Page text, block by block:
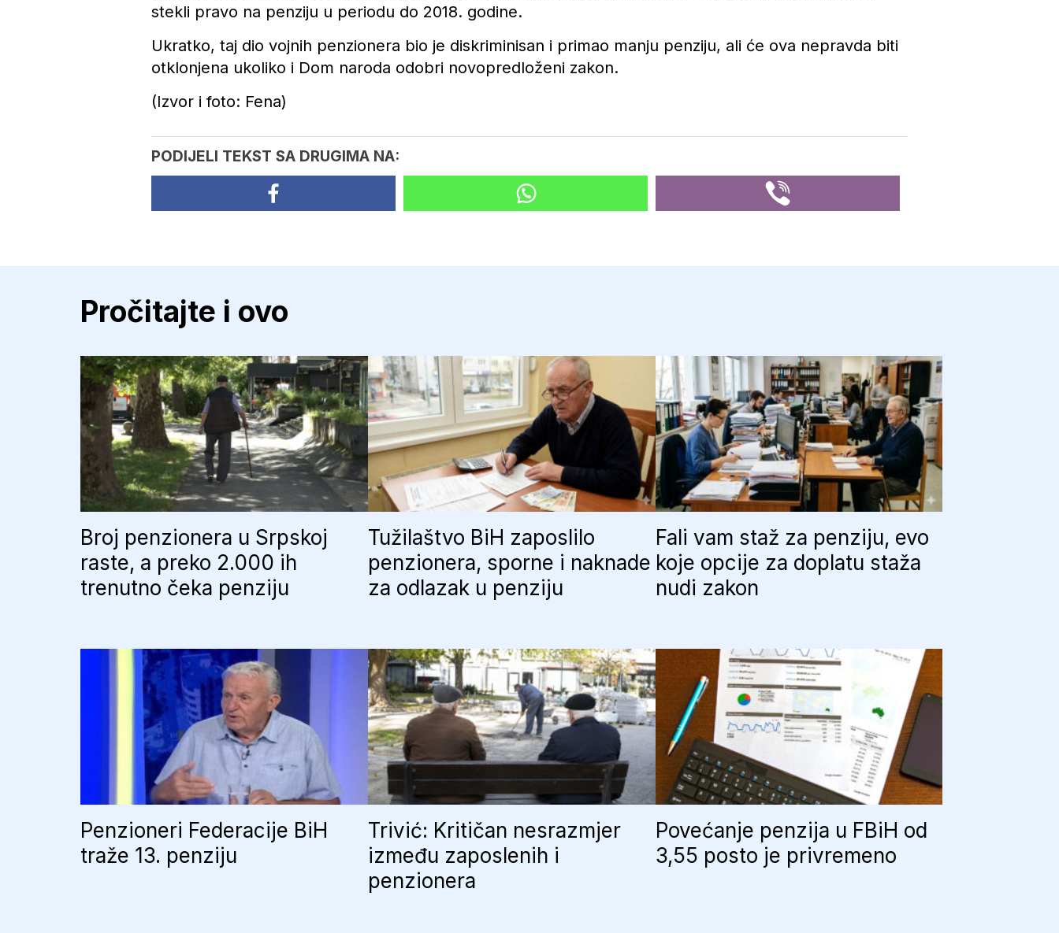
stekli pravo na penziju u periodu do 2018. godine.
Ukratko, taj dio vojnih penzionera bio je diskriminisan i primao manju penziju, ali će ova nepravda biti
otklonjena ukoliko i Dom naroda odobri novopredloženi zakon.
(Izvor i foto: Fena)
PODIJELI TEKST SA DRUGIMA NA:
Pročitajte i ovo
Broj penzionera u Srpskoj
raste, a preko 2.000 ih
trenutno čeka penziju
Tužilaštvo BiH zaposlilo
penzionera, sporne i naknade
za odlazak u penziju
Fali vam staž za penziju, evo
koje opcije za doplatu staža
nudi zakon
Penzioneri Federacije BiH
traže 13. penziju
Trivić: Kritičan nesrazmjer
između zaposlenih i
penzionera
Povećanje penzija u FBiH od
3,55 posto je privremeno